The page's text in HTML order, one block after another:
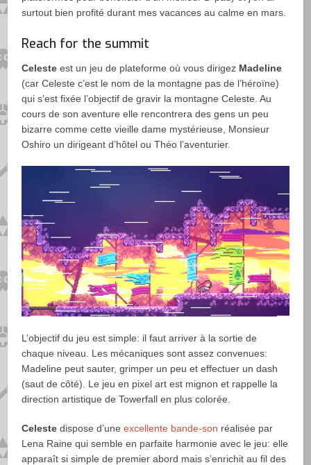
surtout bien profité durant mes vacances au calme en mars.
Reach for the summit
Celeste est un jeu de plateforme où vous dirigez Madeline
(car Celeste c’est le nom de la montagne pas de l’héroïne)
qui s’est fixée l’objectif de gravir la montagne Celeste. Au
cours de son aventure elle rencontrera des gens un peu
bizarre comme cette vieille dame mystérieuse, Monsieur
Oshiro un dirigeant d’hôtel ou Théo l’aventurier.
L’objectif du jeu est simple: il faut arriver à la sortie de
chaque niveau. Les mécaniques sont assez convenues:
Madeline peut sauter, grimper un peu et effectuer un dash
(saut de côté). Le jeu en pixel art est mignon et rappelle la
direction artistique de Towerfall en plus colorée.
Celestedispose d’uneexcellente bande-son réalisée par
Lena Raine qui semble en parfaite harmonie avec le jeu: elle
apparaît si simple de premier abord mais s’enrichit au fil des